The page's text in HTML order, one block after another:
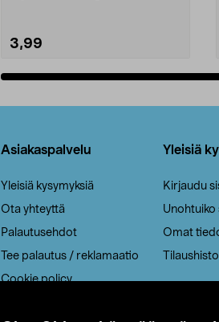
3,99
Asiakaspalvelu
Yleisiä kysymyksiä
Ota yhteyttä
Palautusehdot
Tee palautus / reklamaatio
Cookie policy
Yleisiä
Kirjaudu
Unohtuiko
Omat